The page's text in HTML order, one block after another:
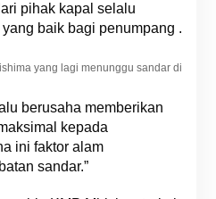
pihak kapal selalu
baik bagi penumpang .
yang lagi menunggu sandar di
berusaha memberikan
kepada
ini faktor alam
sandar.”